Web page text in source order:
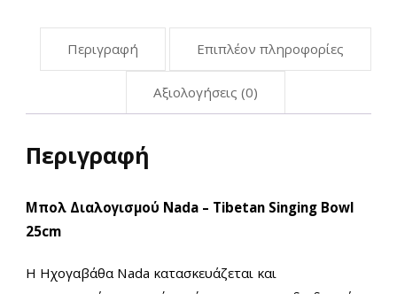
Περιγραφή Επιπλέον πληροφορίες
Αξιολογήσεις (0)
Περιγραφή
Μπολ Διαλογισμού Νada – Tibetan Singing Bowl
25cm
Η Ηχογαβάθα Nada κατασκευάζεται και